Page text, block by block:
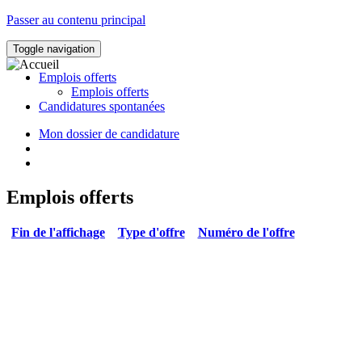
Passer au contenu principal
Toggle navigation
Emplois offerts
Emplois offerts
Candidatures spontanées
Mon dossier de candidature
Emplois offerts
Fin de l'affichage Type d'offre Numéro de l'offre